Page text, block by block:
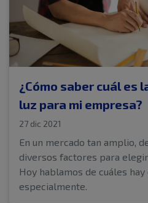
¿Cómo saber cuál es
luz para mi empresa?
27 dic 2021
En un mercado tan amplio,
diversos factores para
Hoy hablamos de cuáles
especialmente.